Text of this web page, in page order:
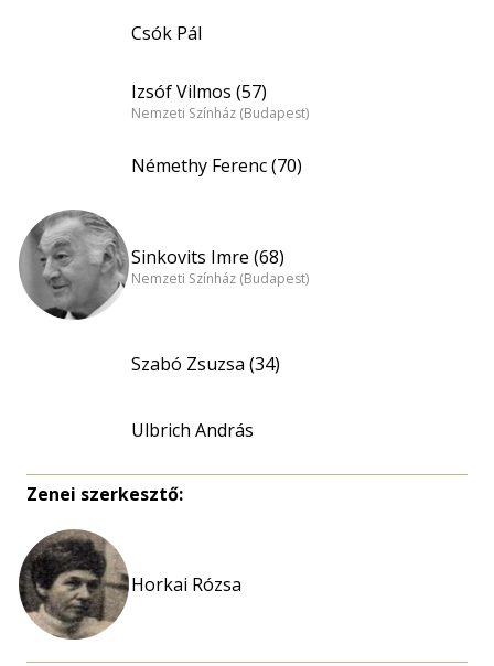
Csók Pál
Izsóf Vilmos (57)
Nemzeti Színház (Budapest)
Némethy Ferenc (70)
Sinkovits Imre (68)
Nemzeti Színház (Budapest)
Szabó Zsuzsa (34)
Ulbrich András
Zenei szerkesztő:
Horkai Rózsa